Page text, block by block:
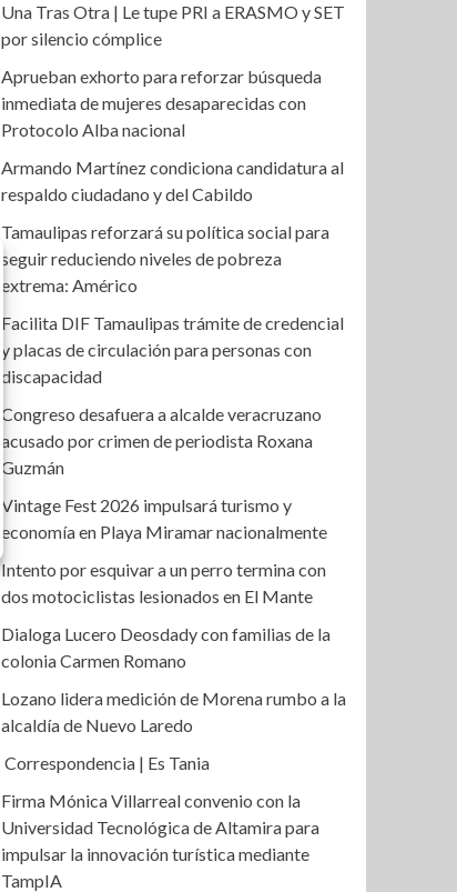
Una Tras Otra | Le tupe PRI a ERASMO y SET
por silencio cómplice
Aprueban exhorto para reforzar búsqueda
inmediata de mujeres desaparecidas con
Protocolo Alba nacional
Armando Martínez condiciona candidatura al
respaldo ciudadano y del Cabildo
Tamaulipas reforzará su política social para
seguir reduciendo niveles de pobreza
extrema: Américo
Facilita DIF Tamaulipas trámite de credencial
y placas de circulación para personas con
discapacidad
Congreso desafuera a alcalde veracruzano
acusado por crimen de periodista Roxana
Guzmán
Vintage Fest 2026 impulsará turismo y
economía en Playa Miramar nacionalmente
Intento por esquivar a un perro termina con
dos motociclistas lesionados en El Mante
Dialoga Lucero Deosdady con familias de la
colonia Carmen Romano
Lozano lidera medición de Morena rumbo a la
alcaldía de Nuevo Laredo
Correspondencia | Es Tania
Firma Mónica Villarreal convenio con la
Universidad Tecnológica de Altamira para
impulsar la innovación turística mediante
TampIA